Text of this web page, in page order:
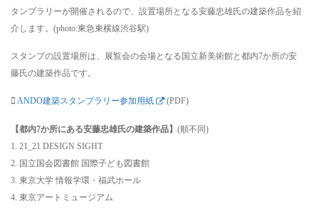
タンプラリーが開催されるので、設置場所となる安藤忠雄氏の建築作品を紹
介します。(photo:東急東横線渋谷駅)
スタンプの設置場所は、展覧会の会場となる国立新美術館と都内7か所の安
藤氏の建築作品です。
ANDO建築スタンプラリー参加用紙 (PDF)
【都内7か所にある安藤忠雄氏の建築作品】 (順不同)
1. 21_21 DESIGN SIGHT
2. 国立国会図書館 国際子ども図書館
3. 東京大学 情報学環・福武ホール
4. 東京アートミュージアム